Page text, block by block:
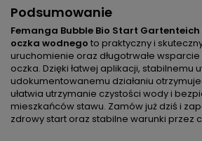
Podsumowanie
Femanga Bubble Bio Start
oczka wodnego to praktyczny i
uruchomienie oraz długotrwałe
oczka. Dzięki łatwej aplikacji, stabilnemu
udokumentowanemu działaniu
ułatwia utrzymanie czystości wody i
mieszkańców stawu. Zamów już dziś i
zdrowy start oraz stabilne warunki przez